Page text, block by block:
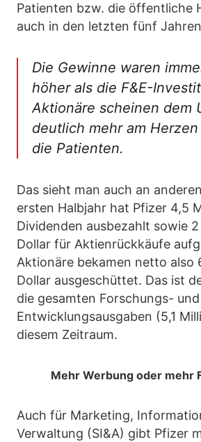
Patienten bzw. die öffentliche
auch in den letzten fünf
Die Gewinne waren
höher als die F&E-
Aktionäre scheinen dem
deutlich mehr am
die Patienten.
Das sieht man auch an
ersten Halbjahr hat Pfizer 4,5
Dividenden ausbezahlt sowie
Dollar für Aktienrückkäufe
Aktionäre bekamen netto also
Dollar ausgeschüttet. Das ist
die gesamten Forschungs- und
Entwicklungsausgaben (5,1
diesem Zeitraum.
Mehr Werbung oder mehr
Auch für Marketing,
Verwaltung (SI&A) gibt Pfizer